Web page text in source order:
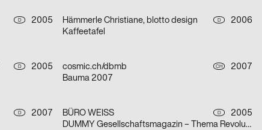
D
2005
Hämmerle Christiane, blotto design D
2006
Kaffeetafel
D
2005
cosmic.ch/dbmb CH
2007
Bauma 2007
D
2007
BÜRO WEISS D
2005
DUMMY Gesellschaftsmagazin – Thema Revolution